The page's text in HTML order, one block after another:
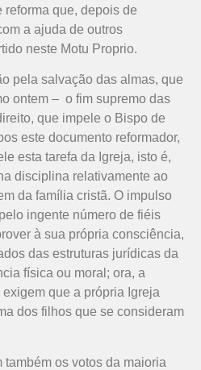
reforma que, depois de
a ajuda de outros
neste Motu Proprio.
pela salvação das almas, que
ontem – o fim supremo das
que impele o Bispo de
este documento reformador,
esta tarefa da Igreja, isto é,
disciplina relativamente ao
da família cristã. O impulso
ingente número de fiéis
à sua própria consciência,
das estruturas jurídicas da
física ou moral; ora, a
que a própria Igreja
dos filhos que se consideram
também os votos da maioria